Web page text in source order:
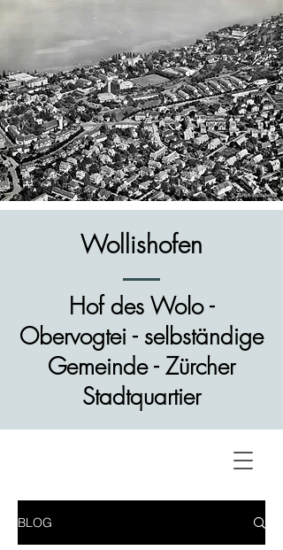
Wollishofen
Hof des Wolo -
Obervogtei - selbständige
Gemeinde - Zürcher
Stadtquartier
BLOG